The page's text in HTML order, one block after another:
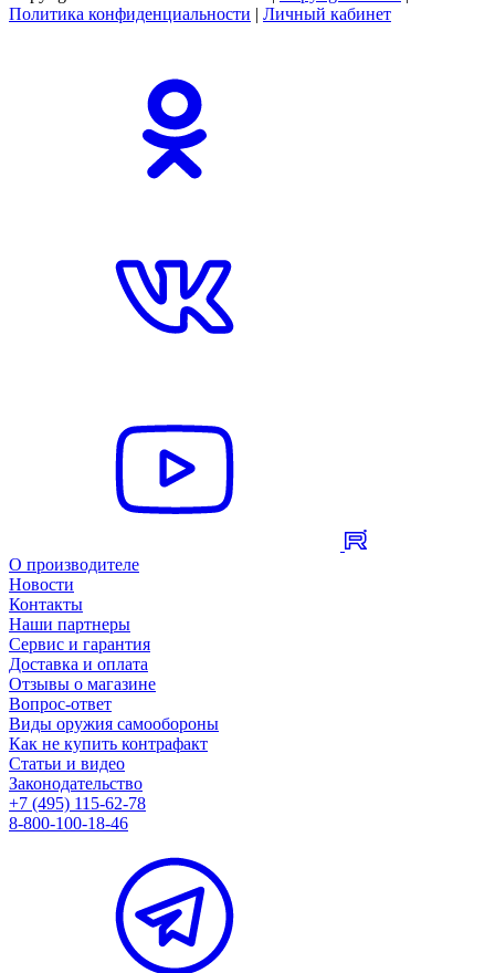
Политика конфиденциальности | Личный кабинет
О производителе
Новости
Контакты
Наши партнеры
Сервис и гарантия
Доставка и оплата
Отзывы о магазине
Вопрос-ответ
Виды оружия самообороны
Как не купить контрафакт
Статьи и видео
Законодательство
+7 (495) 115-62-78
8-800-100-18-46